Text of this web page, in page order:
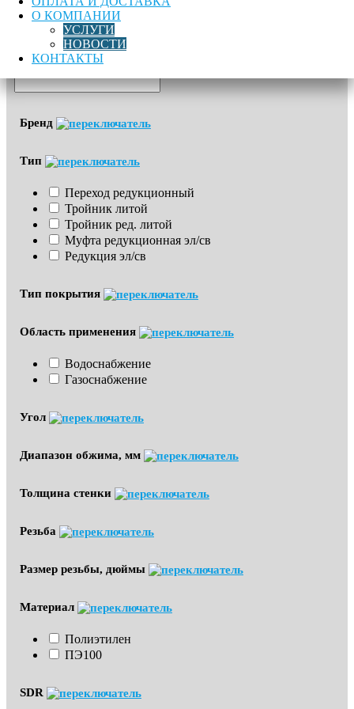
О КОМПАНИИ
УСЛУГИ
НОВОСТИ
КОНТАКТЫ
Бренд
Тип
Переход редукционный
Тройник литой
Тройник ред. литой
Муфта редукционная эл/св
Редукция эл/св
Тип покрытия
Область применения
Водоснабжение
Газоснабжение
Угол
Диапазон обжима, мм
Толщина стенки
Резьба
Размер резьбы, дюймы
Материал
Полиэтилен
ПЭ100
SDR